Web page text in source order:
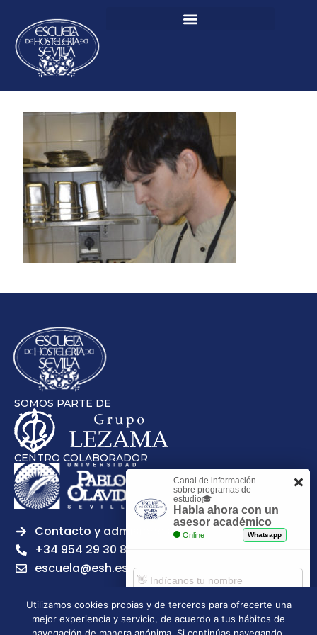
SOMOS PARTE DE
CENTRO COLABORADOR
Contacto y admisiones
+34 954 29 30 81
escuela@esh.es
Utilizamos cookies propias y de terceros para ofrecerte una
mejor experiencia y servicio, de acuerdo a tus hábitos de
Canal de información
sobre programas de
estudio🎓
Habla ahora con un
asesor académico
Online Whatsapp
Comenzar chat